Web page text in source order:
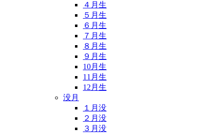
４月生
５月生
６月生
７月生
８月生
９月生
10月生
11月生
12月生
没月
１月没
２月没
３月没